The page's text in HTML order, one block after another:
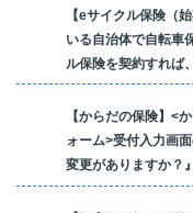
【eサイクル保険（
いる自治体で自転車
ル保険を契約すれば
【からだの保険】<
ォーム>受付入力画
変更がありますか？